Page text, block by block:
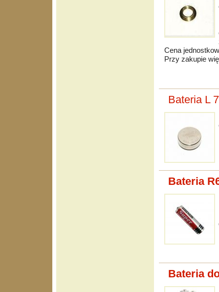
Cena
Przy zakupie
Bateria L
Bateria
Bateria